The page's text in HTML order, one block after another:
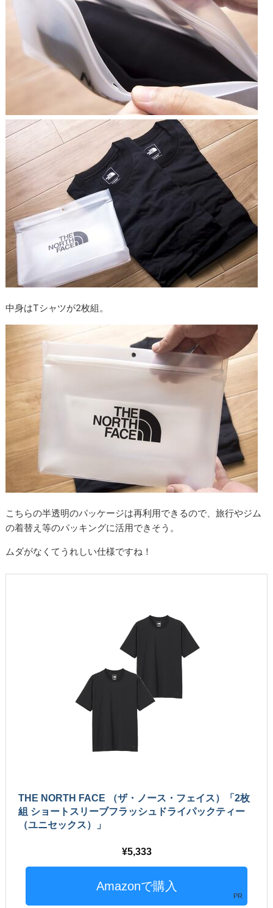
中身はTシャツが2枚組。
こちらの半透明のパッケージは再利用できるので、旅行やジム
の着替え等のパッキングに活用できそう。
ムダがなくてうれしい仕様ですね！
THE NORTH FACE （ザ・ノース・フェイス）「2枚
組 ショートスリーブフラッシュドライパックティー
（ユニセックス）」
5,333
PR